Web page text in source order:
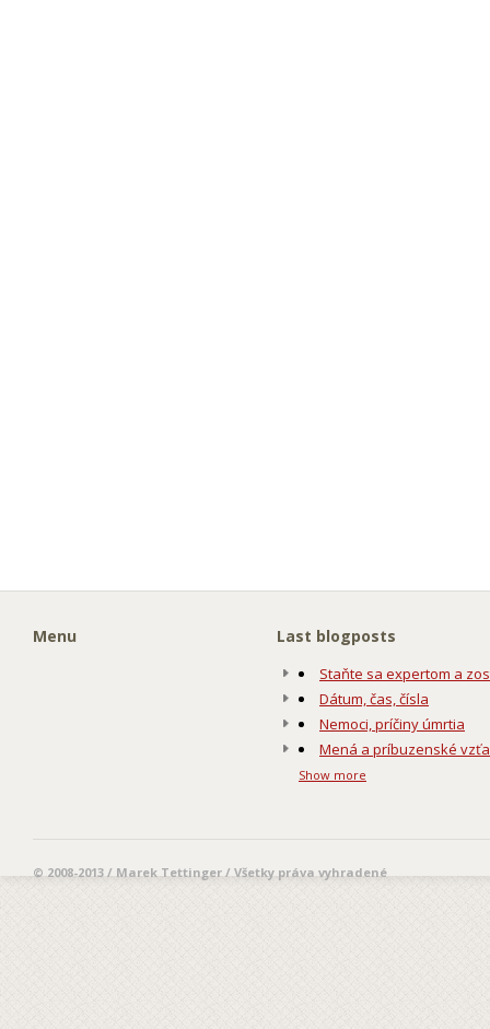
Menu Last blogposts
Staňte sa expertom a
Dátum, čas, čísla
Nemoci, príčiny úmrtia
Mená a príbuzenské
Show more
© 2008-2013 / Marek Tettinger / Všetky práva vyhradené